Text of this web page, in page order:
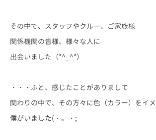
その中で、スタッフやクルー、ご家族様
関係機関の皆様、様々な人に
出会いました（*^_^*）
・・・ふと、感じたことがありまして
関わりの中で、その方々に色（カラー）をイ
僕がいました(・。・;